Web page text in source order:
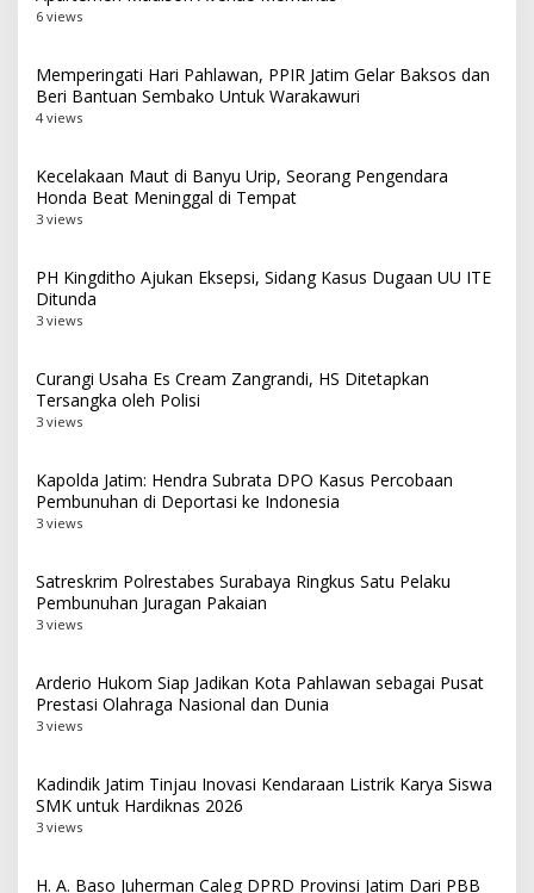
6 views
Memperingati Hari Pahlawan, PPIR Jatim Gelar Baksos dan
Beri Bantuan Sembako Untuk Warakawuri
4 views
Kecelakaan Maut di Banyu Urip, Seorang Pengendara
Honda Beat Meninggal di Tempat
3 views
PH Kingditho Ajukan Eksepsi, Sidang Kasus Dugaan UU ITE
Ditunda
3 views
Curangi Usaha Es Cream Zangrandi, HS Ditetapkan
Tersangka oleh Polisi
3 views
Kapolda Jatim: Hendra Subrata DPO Kasus Percobaan
Pembunuhan di Deportasi ke Indonesia
3 views
Satreskrim Polrestabes Surabaya Ringkus Satu Pelaku
Pembunuhan Juragan Pakaian
3 views
Arderio Hukom Siap Jadikan Kota Pahlawan sebagai Pusat
Prestasi Olahraga Nasional dan Dunia
3 views
Kadindik Jatim Tinjau Inovasi Kendaraan Listrik Karya Siswa
SMK untuk Hardiknas 2026
3 views
H. A. Baso Juherman Caleg DPRD Provinsi Jatim Dari PBB